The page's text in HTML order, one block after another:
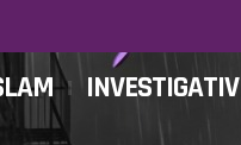
INVESTIGATIV